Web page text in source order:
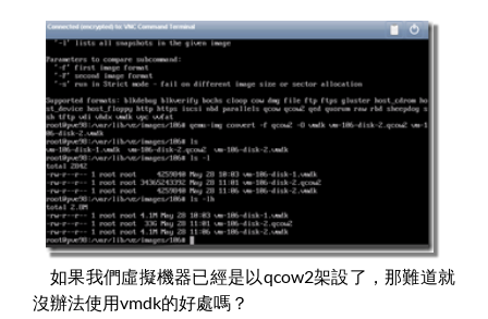
如果我們虛擬機器已經是以qcow2架設了，那難道就
沒辦法使用vmdk的好處嗎？